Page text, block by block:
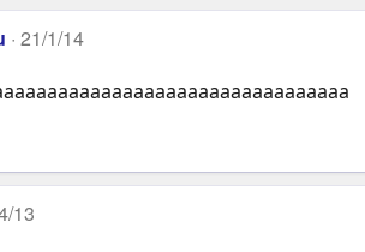
21/1/14
13